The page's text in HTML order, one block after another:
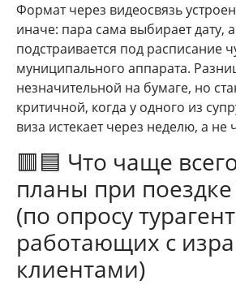
Формат через видеосвязь
иначе: пара сама выбирает дату,
подстраивается под расписание
муниципального аппарата.
незначительной на бумаге, но
критичной, когда у одного из
виза истекает через неделю, а не
🟥🟦 Что чаще
планы при
(по опросу
работающих с
клиентами)